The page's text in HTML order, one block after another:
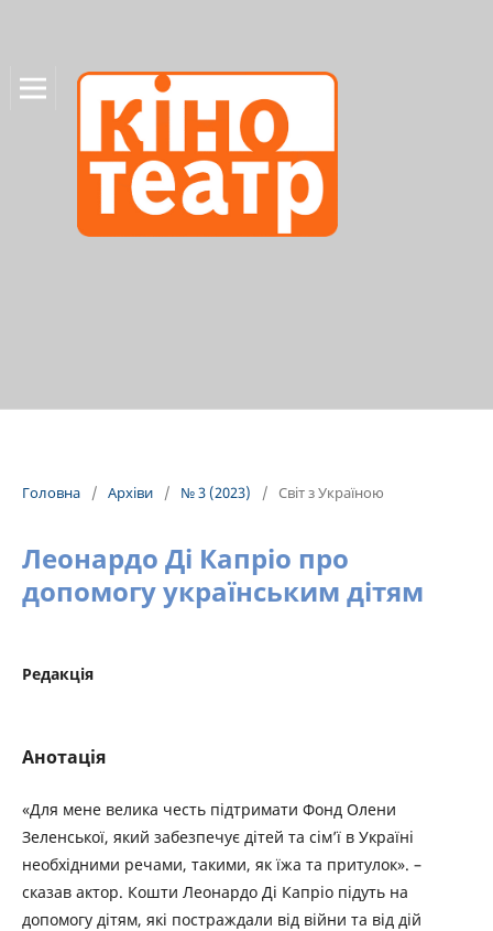
Головна / Архіви / № 3 (2023) / Світ з Україною
Леонардо Ді Капріо про
допомогу українським дітям
Редакція
Анотація
«Для мене велика честь підтримати Фонд Олени
Зеленської, який забезпечує дітей та сім’ї в Україні
необхідними речами, такими, як їжа та притулок». –
сказав актор. Кошти Леонардо Ді Капріо підуть на
допомогу дітям, які постраждали від війни та від дій